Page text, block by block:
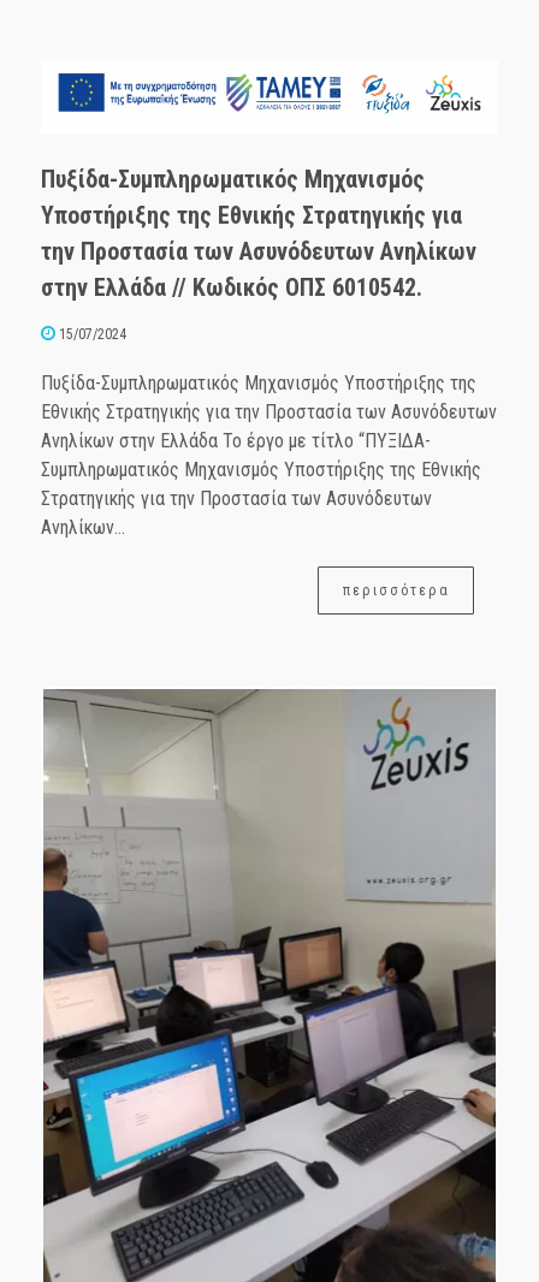
Πυξίδα-Συμπληρωματικός Μηχανισμός
Υποστήριξης της Εθνικής Στρατηγικής για
την Προστασία των Ασυνόδευτων Ανηλίκων
στην Ελλάδα // Κωδικός ΟΠΣ 6010542.
15/07/2024
Πυξίδα-Συμπληρωματικός Μηχανισμός Υποστήριξης της
Εθνικής Στρατηγικής για την Προστασία των Ασυνόδευτων
Ανηλίκων στην Ελλάδα Το έργο με τίτλο “ΠΥΞΙΔΑ-
Συμπληρωματικός Μηχανισμός Υποστήριξης της Εθνικής
Στρατηγικής για την Προστασία των Ασυνόδευτων
Ανηλίκων...
περισσότερα